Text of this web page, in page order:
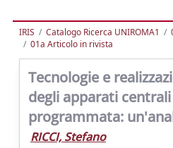
IRIS Catalogo Ricerca UNIROMA1
01a Articolo in rivista
Tecnologie e
degli apparati
programmata:
RICCI, Stefano